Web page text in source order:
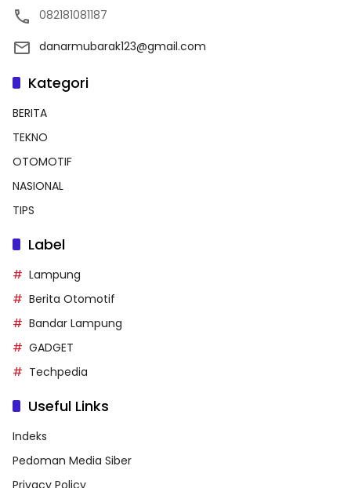
082181081187
danarmubarak123@gmail.com
Kategori
BERITA
TEKNO
OTOMOTIF
NASIONAL
TIPS
Label
Lampung
Berita Otomotif
Bandar Lampung
GADGET
Techpedia
Useful Links
Indeks
Pedoman Media Siber